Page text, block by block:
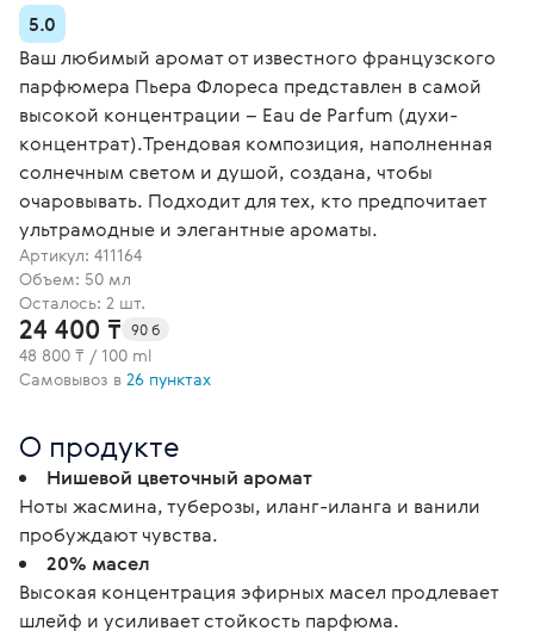
5.0
Ваш любимый аромат от известного французского
парфюмера Пьера Флореса представлен в самой
высокой концентрации – Eau de Parfum (духи-
концентрат).Трендовая композиция, наполненная
солнечным светом и душой, создана, чтобы
очаровывать. Подходит для тех, кто предпочитает
ультрамодные и элегантные ароматы.
Артикул: 411164
Объем: 50 мл
Осталось: 2 шт.
24 400 ₸ 90 б
48 800 ₸ / 100 ml
Самовывоз в 26 пунктах
О продукте
Нишевой цветочный аромат
Ноты жасмина, туберозы, иланг-иланга и ванили
пробуждают чувства.
20% масел
Высокая концентрация эфирных масел продлевает
шлейф и усиливает стойкость парфюма.